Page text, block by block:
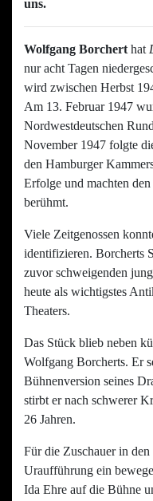
uns.
Wolfgang Borchert hat
nur acht Tagen
wird zwischen Herbst
Am 13. Februar 1947
Nordwestdeutschen
November 1947 folgte
den Hamburger
Erfolge und machten
berühmt.
Viele Zeitgenossen
identifizieren. Borcherts
zuvor schweigenden
heute als wichtigstes
Theaters.
Das Stück blieb neben
Wolfgang Borcherts. Er
Bühnenversion seines
stirbt er nach schwerer
26 Jahren.
Für die Zuschauer in
Uraufführung ein
Ida Ehre auf die Bühne